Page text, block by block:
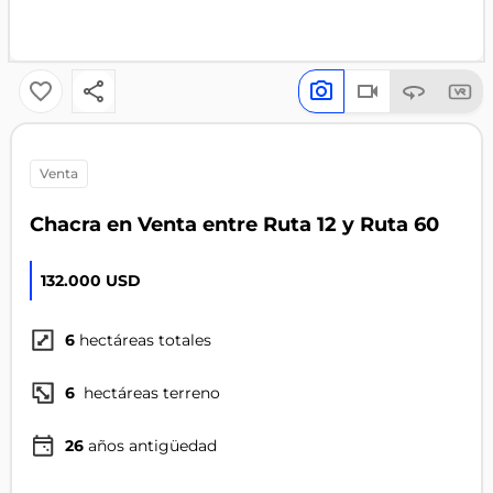
venta
Chacra en Venta entre Ruta 12 y Ruta 60
132.000 USD
6 hectáreas totales
6 hectáreas terreno
26 años antigüedad